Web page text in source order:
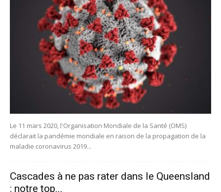
Le 11 mars 2020, l'Organisation Mondiale de la Santé (OMS)
déclarait la pandémie mondiale en raison de la propagation de la
maladie coronavirus 2019...
Cascades à ne pas rater dans le Queensland
: notre top...